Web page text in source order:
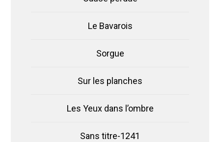
Le Bavarois
Sorgue
Sur les planches
Les Yeux dans l’ombre
Sans titre-1241